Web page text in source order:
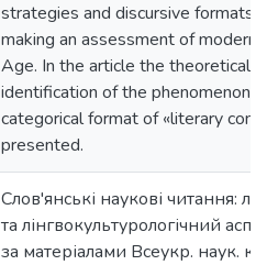
strategies and discursive formats
making an assessment of
Age. In the article the theoretical
identification of the phenomenon
categorical format of «literary
presented.
Слов'янські наукові читання:
та лінгвокультурологічний
за матеріалами Всеукр. наук.